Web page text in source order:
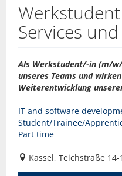
Services
Als Werkstudent/-in (m/
unseres Teams und
Weiterentwicklung
IT and software
Student/Trainee/
Part time
Kassel, Teichstraße